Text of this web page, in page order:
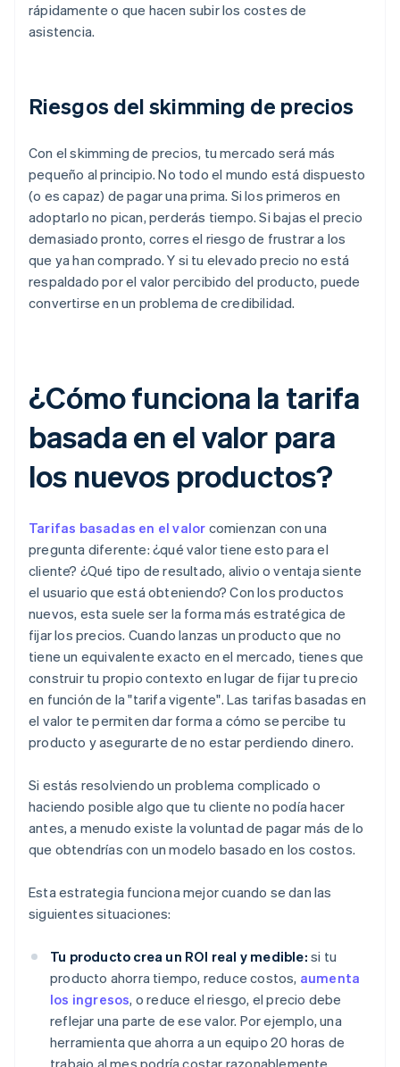
rápidamente o que hacen subir los costes de
asistencia.
Riesgos del skimming de precios
Con el skimming de precios, tu mercado será más
pequeño al principio. No todo el mundo está dispuesto
(o es capaz) de pagar una prima. Si los primeros en
adoptarlo no pican, perderás tiempo. Si bajas el precio
demasiado pronto, corres el riesgo de frustrar a los
que ya han comprado. Y si tu elevado precio no está
respaldado por el valor percibido del producto, puede
convertirse en un problema de credibilidad.
¿Cómo funciona la tarifa
basada en el valor para
los nuevos productos?
Tarifas basadas en el valor comienzan con una
pregunta diferente: ¿qué valor tiene esto para el
cliente? ¿Qué tipo de resultado, alivio o ventaja siente
el usuario que está obteniendo? Con los productos
nuevos, esta suele ser la forma más estratégica de
fijar los precios. Cuando lanzas un producto que no
tiene un equivalente exacto en el mercado, tienes que
construir tu propio contexto en lugar de fijar tu precio
en función de la "tarifa vigente". Las tarifas basadas en
el valor te permiten dar forma a cómo se percibe tu
producto y asegurarte de no estar perdiendo dinero.
Si estás resolviendo un problema complicado o
haciendo posible algo que tu cliente no podía hacer
antes, a menudo existe la voluntad de pagar más de lo
que obtendrías con un modelo basado en los costos.
Esta estrategia funciona mejor cuando se dan las
siguientes situaciones:
Tu producto crea un ROI real y medible: si tu
producto ahorra tiempo, reduce costos, aumenta
los ingresos, o reduce el riesgo, el precio debe
reflejar una parte de ese valor. Por ejemplo, una
herramienta que ahorra a un equipo 20 horas de